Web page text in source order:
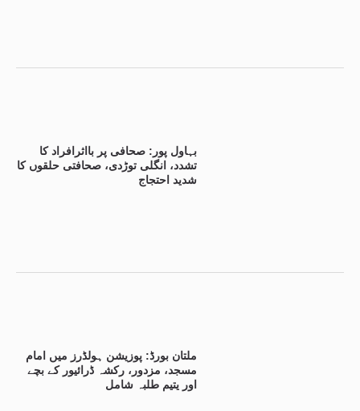
بہاول پور: صحافی پر بااثرافراد کا
تشدد، انگلی توڑدی، صحافتی حلقوں کا
شدید احتجاج
ملتان بورڈ: پوزیشن ہولڈرز میں امام
مسجد، مزدور، رکشہ ڈرائیور کے بچے
اور یتیم طلبہ شامل